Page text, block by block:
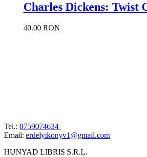
Charles Dickens: Twist
40.00 RON
Tel.: 0759074634
Email: erdelyikonyv1@gmail.com
HUNYAD LIBRIS S.R.L.